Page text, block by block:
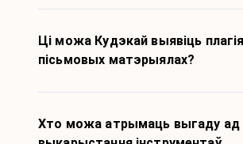
Ці можа Кудэкай выявіць
пісьмовых матэрыялах?
Хто можа атрымаць выгаду ад